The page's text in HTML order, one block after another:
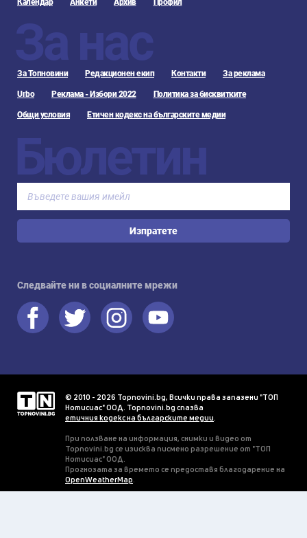
Календар Анкети Архив Профил
За нас
За Топновини Редакционен екип Контакти За реклама
Urbo Реклама - Избори 2022 Политика за бисквитките
Общи условия Етичен кодекс на българските медии
Бюлетин
Изпратете
Следвайте ни в социалните мрежи
© 2010 - 2026 Topnovini.bg, Всички права запазени "ТОП
Нотисиас" ООД. Topnovini.bg спазва
етичния кодекс на българските медии.
При ползване на информация, снимки и видео от
Topnovini.bg се изисква писмено разрешение от "ТОП
Нотисиас" ООД.
Прогнозата за времето се предоставя благодарение на
OpenWeatherMap.